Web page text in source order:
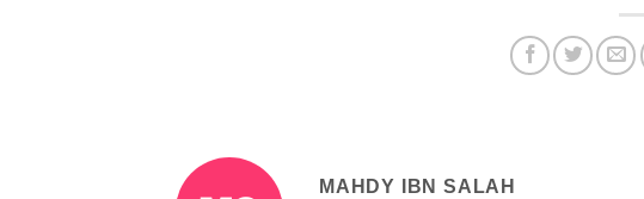
MAHDY IBN SALAH